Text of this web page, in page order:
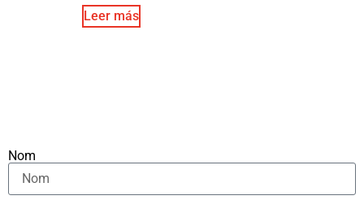
Leer más
Nom